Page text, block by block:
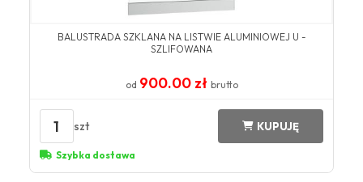
BALUSTRADA SZKLANA NA LISTWIE ALUMINIOWEJ U -
SZLIFOWANA
od 900.00 zł brutto
1 szt KUPUJĘ
Szybka dostawa